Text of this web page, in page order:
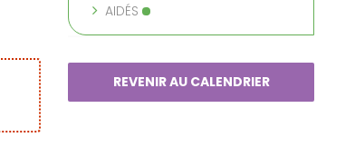
AIDÉS
REVENIR AU CALENDRIER